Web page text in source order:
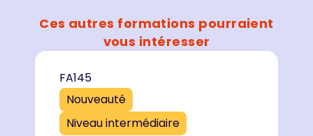
Ces autres formations pourraient
vous intéresser
FA145
Nouveauté
Niveau intermédiaire